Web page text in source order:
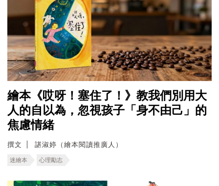
繪本《哎呀！塞住了！》教我們別用大
人的自以為，忽視孩子「身不由己」的
焦慮情緒
撰文 諶淑婷（繪本閱讀推廣人）
迷繪本 心理勵志